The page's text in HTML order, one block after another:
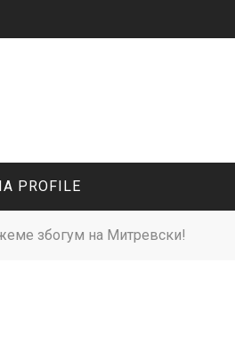
PROFILE
збогум на Митревски!